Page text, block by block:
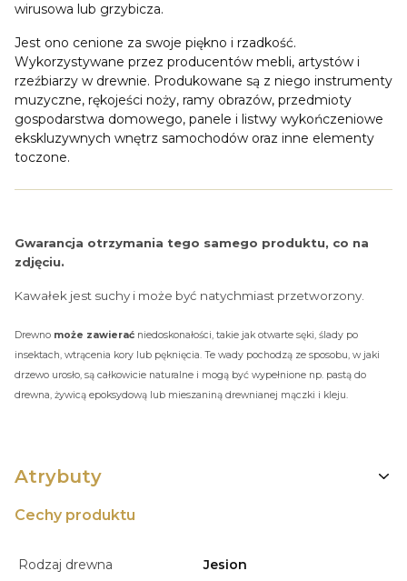
wirusowa lub grzybicza.
Jest ono cenione za swoje piękno i rzadkość.
Wykorzystywane przez producentów mebli, artystów i
rzeźbiarzy w drewnie. Produkowane są z niego instrumenty
muzyczne, rękojeści noży, ramy obrazów, przedmioty
gospodarstwa domowego, panele i listwy wykończeniowe
ekskluzywnych wnętrz samochodów oraz inne elementy
toczone.
Gwarancja otrzymania tego samego produktu, co na
zdjęciu.
Kawałek jest suchy i może być natychmiast przetworzony.
Drewno może zawierać niedoskonałości, takie jak otwarte sęki, ślady po
insektach, wtrącenia kory lub pęknięcia. Te wady pochodzą ze sposobu, w jaki
drzewo urosło, są całkowicie naturalne i mogą być wypełnione np. pastą do
drewna, żywicą epoksydową lub mieszaniną drewnianej mączki i kleju.
Atrybuty
Cechy produktu
Rodzaj drewna Jesion